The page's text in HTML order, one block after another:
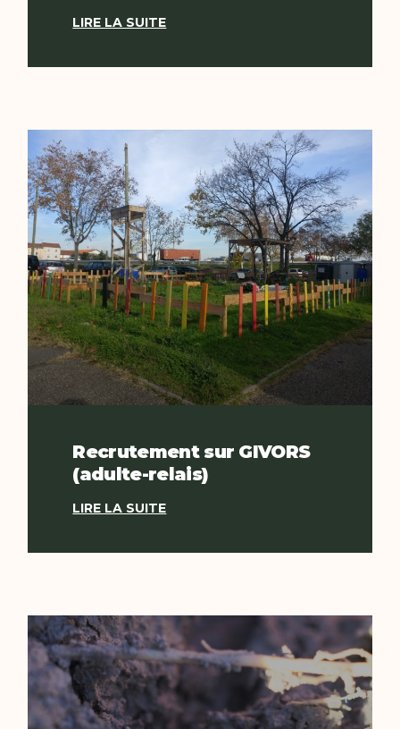
LIRE LA SUITE
Recrutement sur GIVORS
(adulte-relais)
LIRE LA SUITE